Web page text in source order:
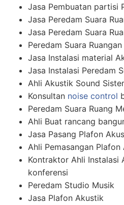
Jasa Pembuatan partisi
Jasa Peredam Suara
Jasa Peredam Suara
Peredam Suara
Jasa Instalasi material
Jasa Instalasi Peredam
Ahli Akustik Sound
Konsultan noise control
Peredam Suara Ruang
Ahli Buat rancang
Jasa Pasang Plafon
Ahli Pemasangan Plafon
Kontraktor Ahli Instalasi
konferensi
Peredam Studio Musik
Jasa Plafon Akustik